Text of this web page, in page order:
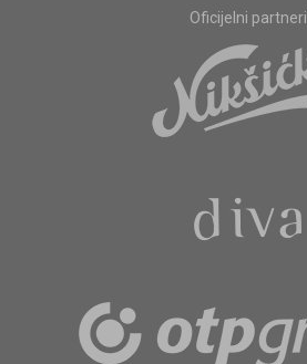
Oficijelni partneri